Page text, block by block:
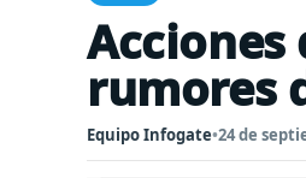
Acciones
rumores
Equipo Infogate•24 de